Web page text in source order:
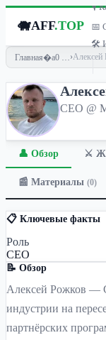
🐗AFF.TOP
🎙
📅
🛠
Главная ›Алексей
CEO @
👤 Обзор ⚔️
📰 Материалы (0)
📋 Ключевые факты
Роль
CEO
📝 Обзор
Алексей Рожков —
индустрии на
партнёрских